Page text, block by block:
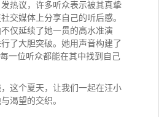
热议，许多听众表示被其真挚
交媒体上分享自己的听后感。
仅延续了她一贯的高水准演
了大胆突破。她用声音构建了
一位听众都能在其中找到自己
，这个夏天，让我们一起在汪小
渴望的交织。